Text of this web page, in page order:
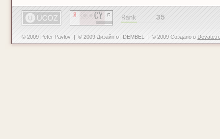
© 2009 Peter Pavlov | © 2009 Дизайн от DEMBEL | © 2009 Создано в